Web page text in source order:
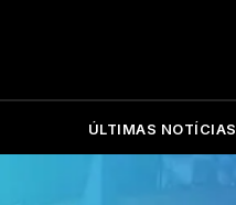
ÚLTIMAS NOTÍCIAS